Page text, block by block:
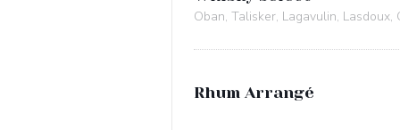
Oban, Talisker, Lagavulin, Lasdoux,
Rhum Arrangé